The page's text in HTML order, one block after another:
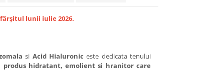
lunii iulie 2026.
si Acid Hialuronic este dedicata tenului
produs hidratant, emolient si hranitor care